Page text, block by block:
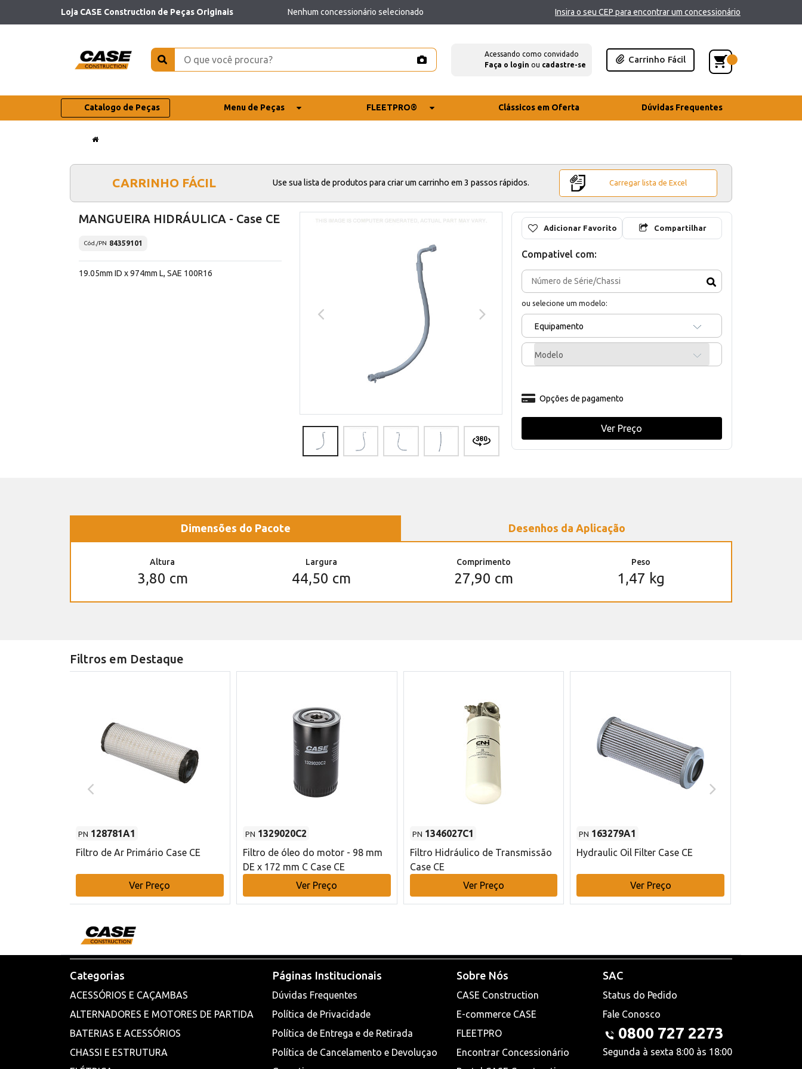
Loja CASE Construction de Peças Originais Nenhum concessionário selecionado Insira o seu CEP para encontrar um concessionário
Acessando como convidado
Faça o login ou cadastre-se
Carrinho Fácil
Catalogo de Peças Menu de Peças FLEETPRO® Clássicos em Oferta Dúvidas Frequentes
CARRINHO FÁCIL Use sua lista de produtos para criar um carrinho em 3 passos rápidos. Carregar lista de Excel
MANGUEIRA HIDRÁULICA - Case CE
Cód./PN 84359101
19.05mm ID x 974mm L, SAE 100R16
Adicionar Favorito Compartilhar
Compativel com:
ou selecione um modelo:
Equipamento
Modelo
Opções de pagamento
Ver Preço
Dimensões do Pacote Desenhos da Aplicação
Altura
3,80 cm
Largura
44,50 cm
Comprimento
27,90 cm
Peso
1,47 kg
Filtros em Destaque
PN 128781A1
Filtro de Ar Primário Case CE
Ver Preço
PN 1329020C2
Filtro de óleo do motor - 98 mm
DE x 172 mm C Case CE
Ver Preço
PN 1346027C1
Filtro Hidráulico de Transmissão
Case CE
Ver Preço
PN 163279A1
Hydraulic Oil Filter Case CE
Ver Preço
Categorias
ACESSÓRIOS E CAÇAMBAS
ALTERNADORES E MOTORES DE PARTIDA
BATERIAS E ACESSÓRIOS
CHASSI E ESTRUTURA
Páginas Institucionais
Dúvidas Frequentes
Política de Privacidade
Política de Entrega e de Retirada
Política de Cancelamento e Devoluçao
Sobre Nós
CASE Construction
E-commerce CASE
FLEETPRO
Encontrar Concessionário
SAC
Status do Pedido
Fale Conosco
0800 727 2273
Segunda à sexta 8:00 às 18:00